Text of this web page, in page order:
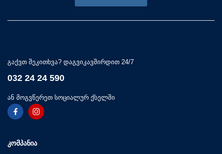
გაქვთ შეკითხვა? დაგვიკავშირდით 24/7
032 24 24 590
ან მოგვწერეთ სოციალურ ქსელში
ᲙᲝᲛᲞᲐᲜᲘᲐ